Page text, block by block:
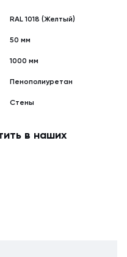
RAL 1018 (Желтый)
50 мм
1000 мм
Пенополиуретан
Стены
в наших